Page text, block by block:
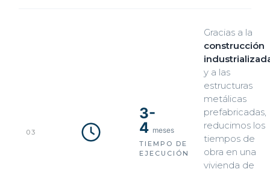
03
3-
4 meses
TIEMPO DE
EJECUCIÓN
Gracias a la
construcción
y a las
estructuras
metálicas
prefabricadas,
reducimos los
tiempos de
obra en una
vivienda de